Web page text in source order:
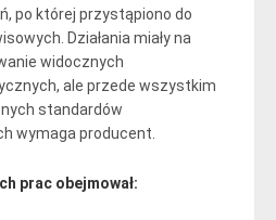
po której przystąpiono do
Działania miały na
widocznych
ale przede wszystkim
standardów
wymaga producent.
prac obejmował: